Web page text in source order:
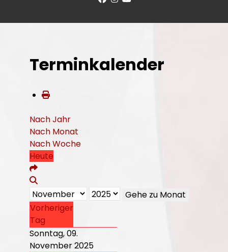
Terminkalender
Nach Jahr
Nach Monat
Nach Woche
Heute
Gehe zu Monat
Vorheriger
Tag
Sonntag, 09.
November 2025